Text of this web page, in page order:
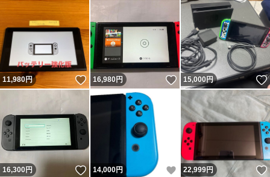
11,980円 いいね！
16,980円 いいね！
15,000 円
16,300円 いいね！
14,000円 いいね！
22,999円